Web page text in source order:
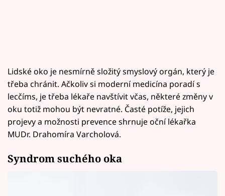
Lidské oko je nesmírně složitý smyslový orgán, který je
třeba chránit. Ačkoliv si moderní medicína poradí s
lecčíms, je třeba lékaře navštívit včas, některé změny v
oku totiž mohou být nevratné. Časté potíže, jejich
projevy a možnosti prevence shrnuje oční lékařka
MUDr. Drahomíra Varcholová.
Syndrom suchého oka